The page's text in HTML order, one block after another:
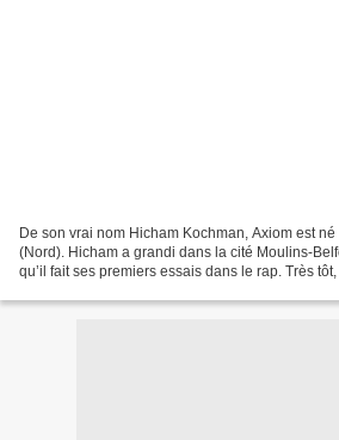
De son vrai nom Hicham Kochman, Axiom est
(Nord). Hicham a grandi dans la cité Moulins-
qu’il fait ses premiers essais dans le rap. Très